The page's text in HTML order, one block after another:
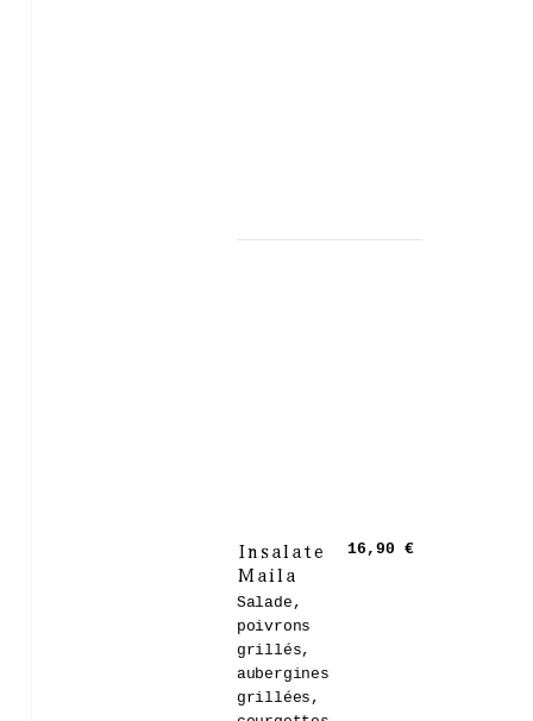
Insalate
Maila
Salade,
poivrons
grillés,
aubergines
grillées,
16,90 €